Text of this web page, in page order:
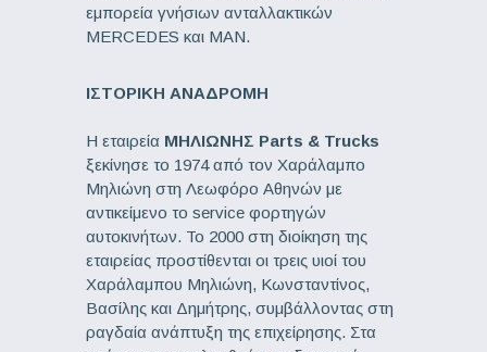
εμπορεία γνήσιων ανταλλακτικών
MERCEDES και MAN.
ΙΣΤΟΡΙΚΗ ΑΝΑΔΡΟΜΗ
Η εταιρεία ΜΗΛΙΩΝΗΣ Parts & Trucks
ξεκίνησε το 1974 από τον Χαράλαμπο
Μηλιώνη στη Λεωφόρο Αθηνών με
αντικείμενο το service φορτηγών
αυτοκινήτων. Το 2000 στη διοίκηση της
εταιρείας προστίθενται οι τρεις υιοί του
Χαράλαμπου Μηλιώνη, Κωνσταντίνος,
Βασίλης και Δημήτρης, συμβάλλοντας στη
ραγδαία ανάπτυξη της επιχείρησης. Στα